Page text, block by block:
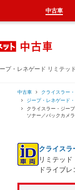
プ・レネゲード リミテ
中古車 クライスラー
ジープ・レネゲード
クライスラー・ジー
ソナー／バックカメ
クライスラ
リミテッ
ドライブ
中古車